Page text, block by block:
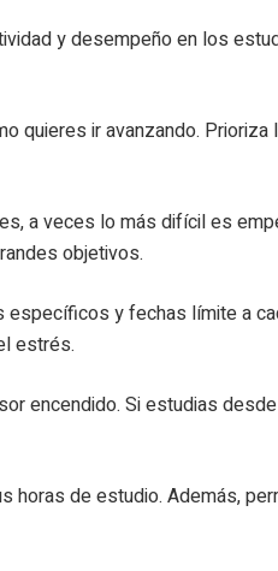
y desempeño en los
quieres ir avanzando.
a veces lo más difícil es
objetivos.
y fechas límite a
estrés.
encendido. Si estudias
horas de estudio. Además,